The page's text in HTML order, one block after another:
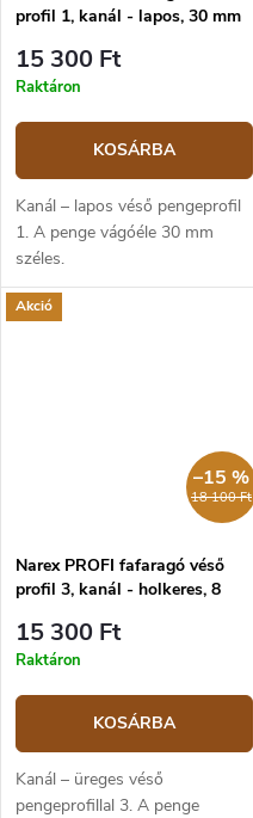
profil 1, kanál - lapos, 30 mm
15 300 Ft
Raktáron
KOSÁRBA
Kanál – lapos véső pengeprofil
1. A penge vágóéle 30 mm
széles.
Akció
18 100 Ft
–15 %
Narex PROFI fafaragó véső
profil 3, kanál - holkeres, 8
15 300 Ft
Raktáron
KOSÁRBA
Kanál – üreges véső
pengeprofillal 3. A penge